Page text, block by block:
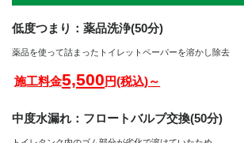
低度つまり：薬品洗浄(50分)
薬品を使って詰まったトイレットペーパーを溶かし除去
施工料金5,500円(税込)～
中度水漏れ：フロートバルブ交換(50分)